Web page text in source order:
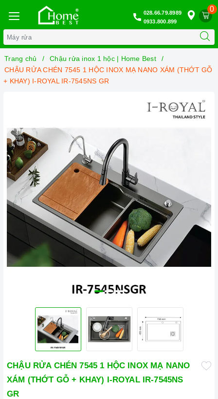
0
028.66.79.8989
0933.800.899
Trang chủ
Chậu rửa inox 1 hộc | Home Best
CHẬU RỬA CHÉN 7545 1 HỘC INOX MẠ NANO XÁM (THỚT GỖ
+ KHAY) I-ROYAL IR-7545NS GR
CHẬU RỬA CHÉN 7545 1 HỘC INOX MẠ NANO
XÁM (THỚT GỖ + KHAY) I-ROYAL IR-7545NS
GR